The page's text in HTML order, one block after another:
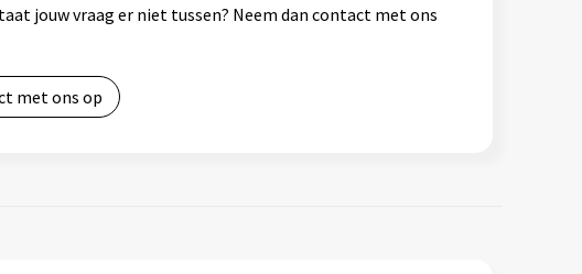
jouw vraag er niet tussen? Neem dan contact met ons
met ons op